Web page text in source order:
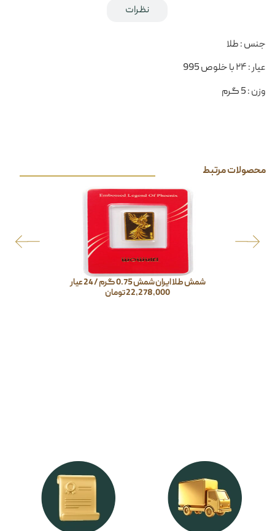
نظرات
جنس : طلا
عیار : ۲۴ با خلوص 995
وزن : 5 گرم
شمش طلا ایران شمش 0.75 گرم / 24 عیار
22,278,000تومان
محصولات مرتبط